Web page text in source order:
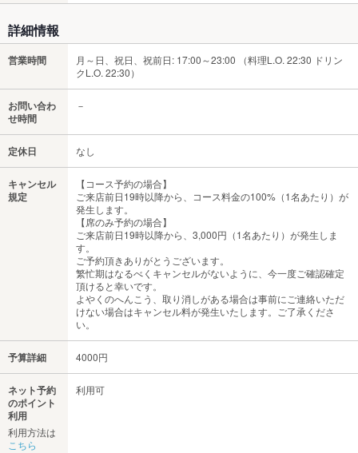
詳細情報
営業時間
月～日、祝日、祝前日: 17:00～23:00 （料理L.O. 22:30 ドリン
クL.O. 22:30）
お問い合わ
せ時間
－
定休日 なし
キャンセル
規定
【コース予約の場合】
ご来店前日19時以降から、コース料金の100%（1名あたり）が
発生します。
【席のみ予約の場合】
ご来店前日19時以降から、3,000円（1名あたり）が発生しま
す。
ご予約頂きありがとうございます。
繁忙期はなるべくキャンセルがないように、今一度ご確認確定
頂けると幸いです。
よやくのへんこう、取り消しがある場合は事前にご連絡いただ
けない場合はキャンセル料が発生いたします。ご了承くださ
い。
予算詳細 4000円
ネット予約
のポイント
利用
利用方法は
こちら
利用可